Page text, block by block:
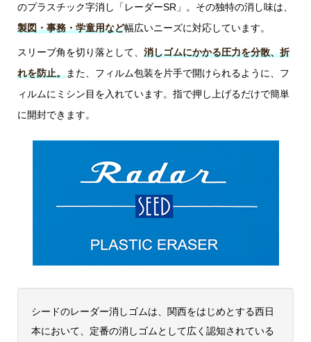
のプラスチック字消し「レーダーSR」。その独特の消し味は、
製図・事務・学童用など幅広いニーズに対応しています。
スリーブ角を切り落として、 消しゴムにかかる圧力を分散、折
れを防止。また、フィルム包装を片手で開けられるように、フ
ィルムにミシン目を入れています。 指で押し上げるだけで簡単
に開封できます。
シードのレーダー消しゴムは、関西をはじめとする西日
本において、定番の消しゴムとして広く認知されている